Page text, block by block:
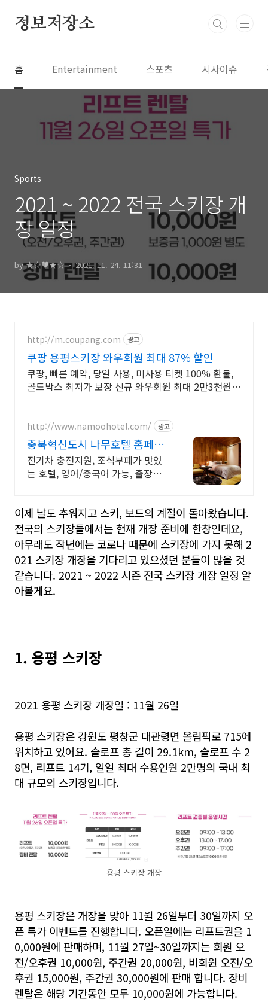
정보저장소
홈 Entertainment 스포츠 시사이슈
Sports
2021 ~ 2022 전국 스키장 개
장 일정
by ★☆♥★☆ 2021. 11. 24. 11:31
http://m.coupang.com 광고
쿠팡 용평스키장 와우회원 최대 87% 할인
쿠팡, 빠른 예약, 당일 사용, 미사용 티켓 100% 환불,
골드박스 최저가 보장 신규 와우회원 최대 2만3천원
http://www.namoohotel.com/ 광고
충북혁신도시 나무호텔 홈페이
지 예약시 10% 할인
전기차 충전지원, 조식부폐가 맛있
는 호텔, 영어/중국어 가능, 출장객
이제 날도 추워지고 스키, 보드의 계절이 돌아왔습니다.
전국의 스키장들에서는 현재 개장 준비에 한창인데요,
아무래도 작년에는 코로나 때문에 스키장에 가지 못해 2
021 스키장 개장을 기다리고 있으셨던 분들이 많을 것
같습니다. 2021 ~ 2022 시즌 전국 스키장 개장 일정 알
아볼게요.
1. 용평 스키장
2021 용평 스키장 개장일 : 11월 26일
용평 스키장은 강원도 평창군 대관령면 올림픽로 715에
위치하고 있어요. 슬로프 총 길이 29.1km, 슬로프 수 2
8면, 리프트 14기, 일일 최대 수용인원 2만명의 국내 최
대 규모의 스키장입니다.
용평 스키장 개장
용평 스키장은 개장을 맞아 11월 26일부터 30일까지 오
픈 특가 이벤트를 진행합니다. 오픈일에는 리프트권을 1
0,000원에 판매하며, 11월 27일~30일까지는 회원 오
전/오후권 10,000원, 주간권 20,000원, 비회원 오전/오
후권 15,000원, 주간권 30,000원에 판매 합니다. 장비
렌탈은 해당 기간동안 모두 10,000원에 가능합니다.